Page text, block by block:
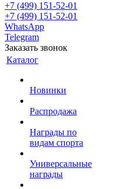
+7 (499) 151-52-01
+7 (499) 151-52-01
WhatsApp
Telegram
Заказать звонок
Каталог
Новинки
Распродажа
Награды по
видам спорта
Универсальные
награды